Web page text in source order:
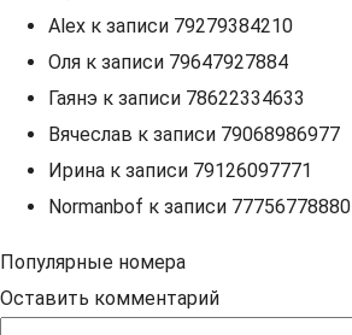
Alex к записи 79279384210
Оля к записи 79647927884
Гаянэ к записи 78622334633
Вячеслав к записи 79068986977
Ирина к записи 79126097771
Normanbof к записи 77756778880
Популярные номера
Оставить комментарий